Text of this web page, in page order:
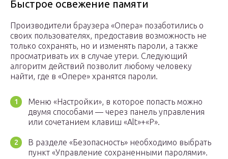
Быстрое освежение памяти
Производители браузера «Опера» позаботились о
своих пользователях, предоставив возможность не
только сохранять, но и изменять пароли, а также
просматривать их в случае утери. Следующий
алгоритм действий позволит любому человеку
найти, где в «Опере» хранятся пароли.
Меню «Настройки», в которое попасть можно
двумя способами — через панель управления
или сочетанием клавиш «Alt»+«P».
В разделе «Безопасность» необходимо выбрать
пункт «Управление сохраненными паролями».